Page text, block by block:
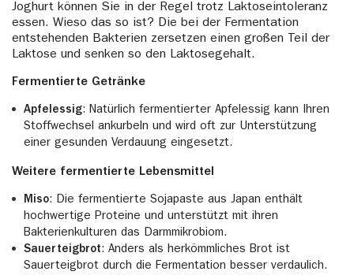
Joghurt können Sie in der Regel trotz Laktoseintoleranz
essen. Wieso das so ist? Die bei der Fermentation
entstehenden Bakterien zersetzen einen großen Teil der
Laktose und senken so den Laktosegehalt.
Fermentierte Getränke
Apfelessig: Natürlich fermentierter Apfelessig kann Ihren
Stoffwechsel ankurbeln und wird oft zur Unterstützung
einer gesunden Verdauung eingesetzt.
Weitere fermentierte Lebensmittel
Miso: Die fermentierte Sojapaste aus Japan enthält
hochwertige Proteine und unterstützt mit ihren
Bakterienkulturen das Darmmikrobiom.
Sauerteigbrot: Anders als herkömmliches Brot ist
Sauerteigbrot durch die Fermentation besser verdaulich.